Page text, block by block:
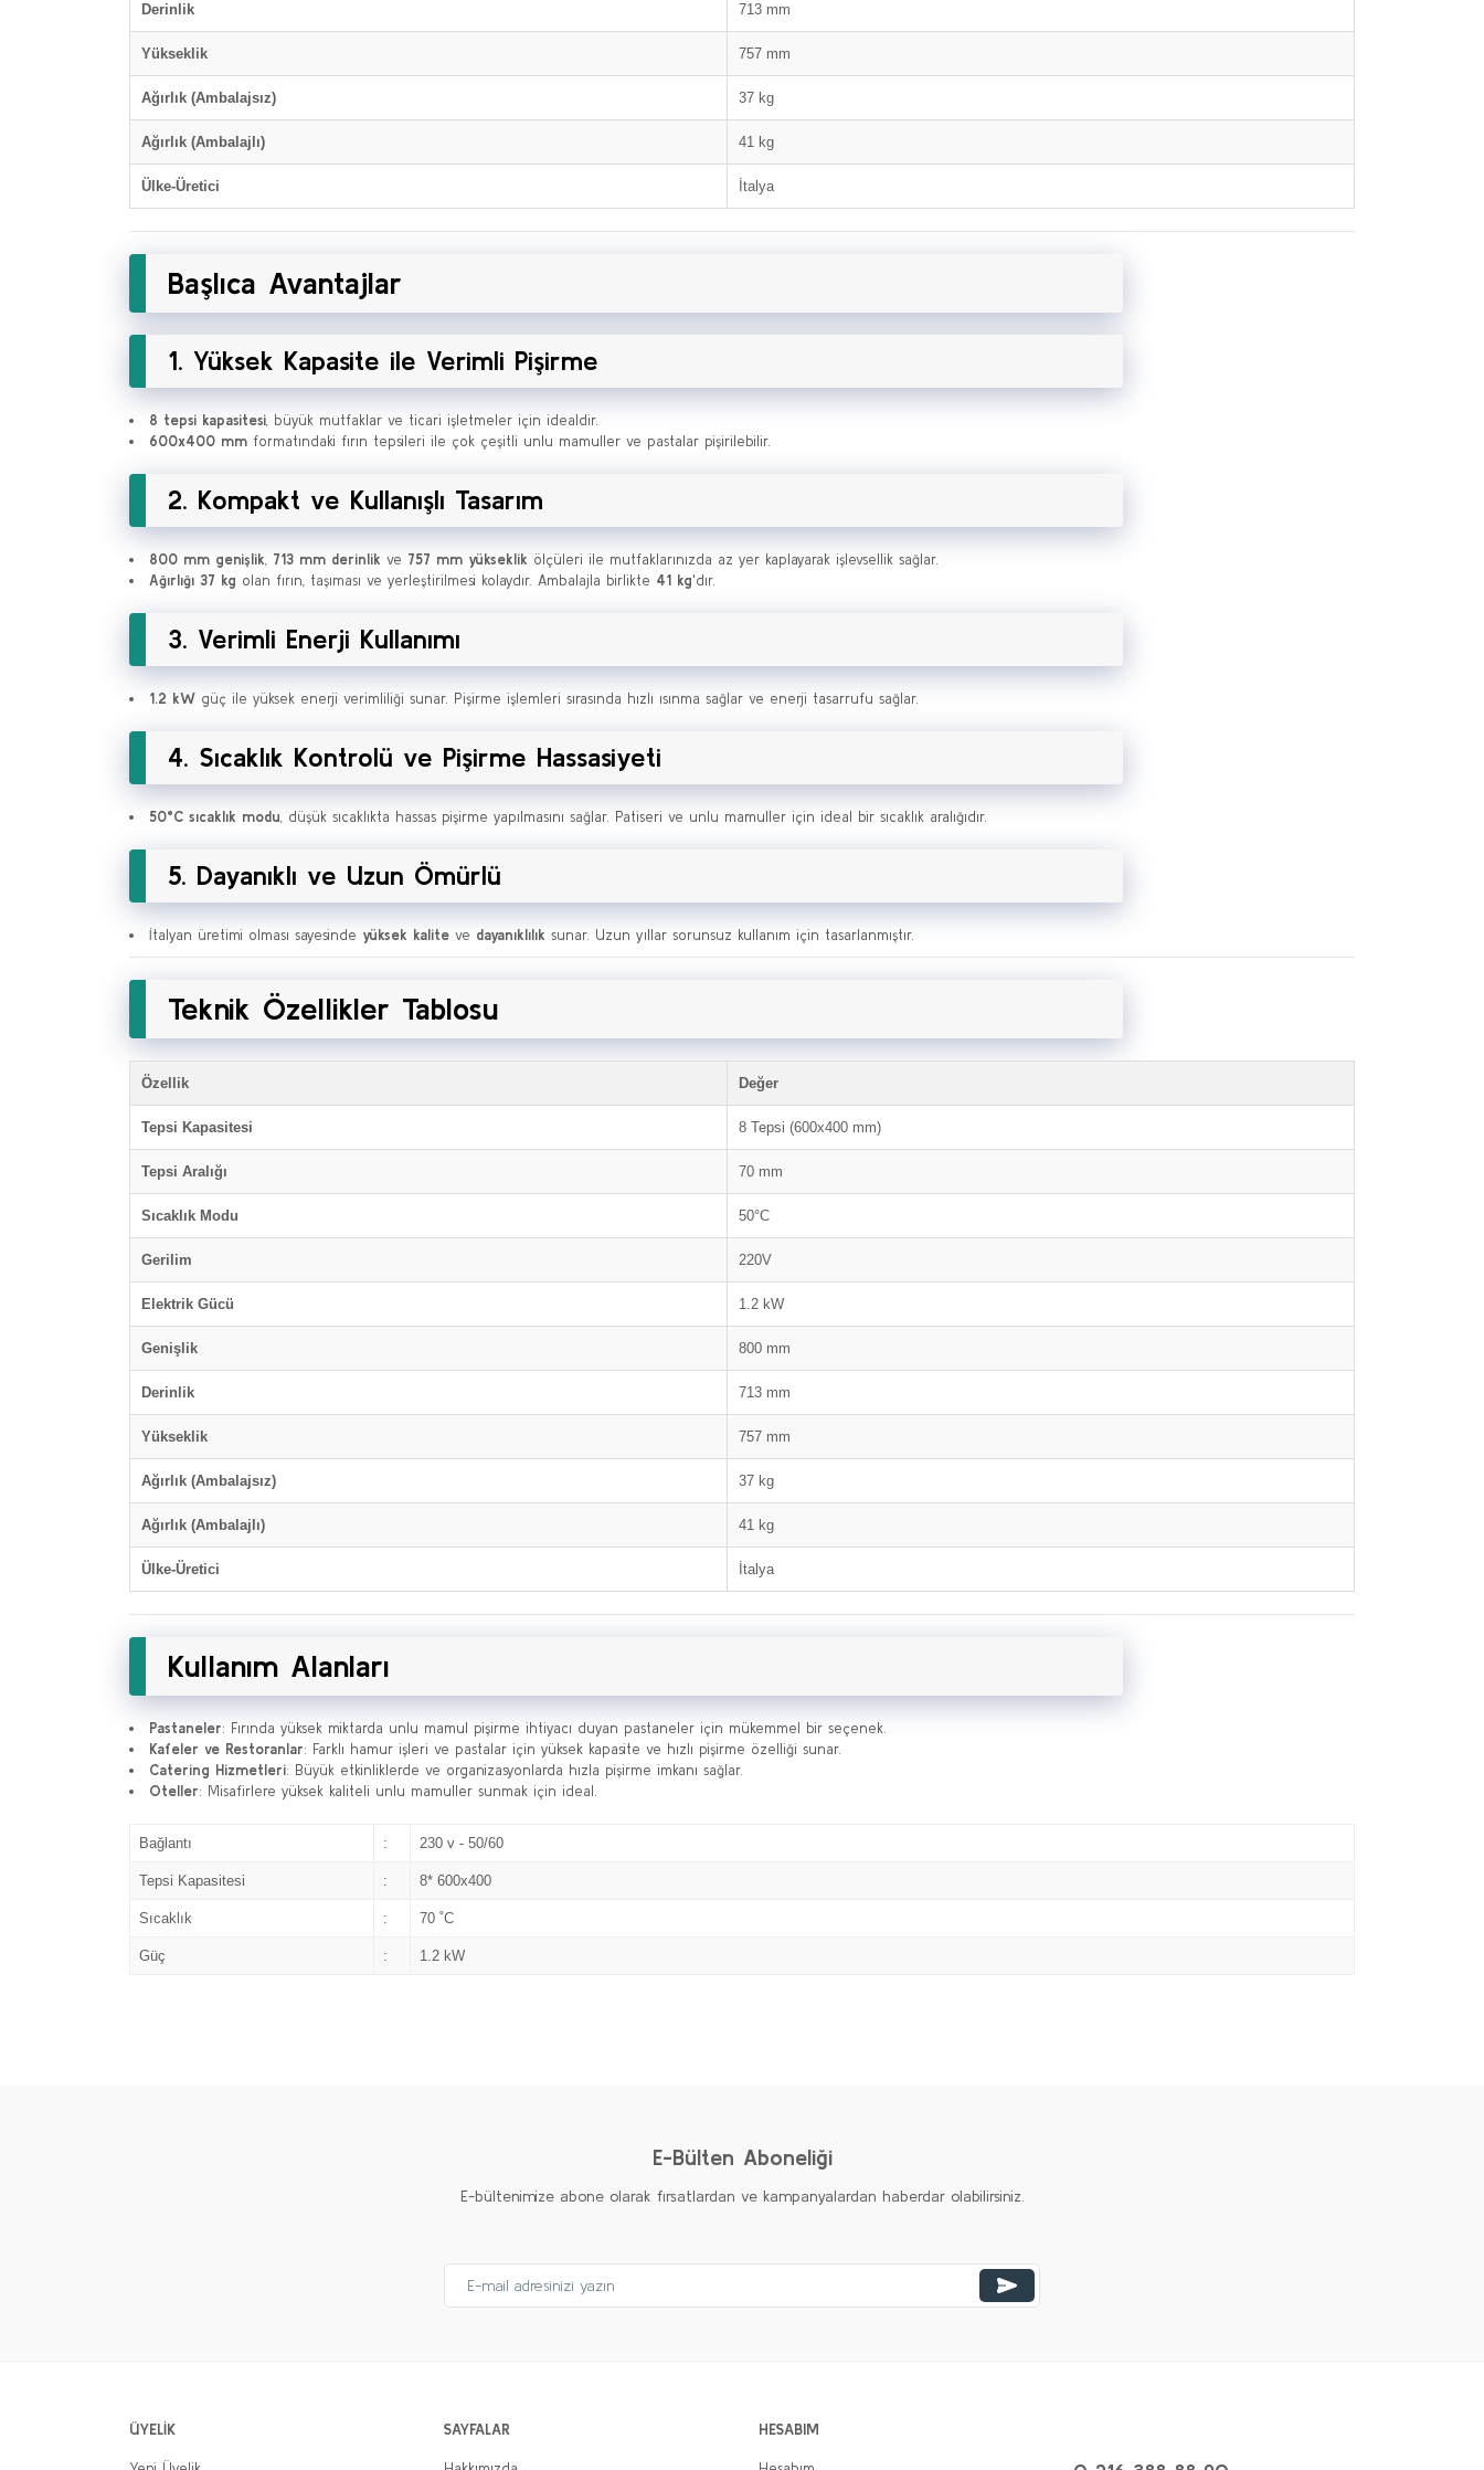
Derinlik 713 mm
Yükseklik 757 mm
Ağırlık (Ambalajsız) 37 kg
Ağırlık (Ambalajlı) 41 kg
Ülke-Üretici İtalya
Başlıca Avantajlar
1. Yüksek Kapasite ile Verimli Pişirme
8 tepsi kapasitesi, büyük mutfaklar ve ticari işletmeler için idealdir.
600x400 mm formatındaki fırın tepsileri ile çok çeşitli unlu mamuller ve pastalar pişirilebilir.
2. Kompakt ve Kullanışlı Tasarım
800 mm genişlik, 713 mm derinlik ve 757 mm yükseklik ölçüleri ile mutfaklarınızda az yer kaplayarak işlevsellik sağlar.
Ağırlığı 37 kg olan fırın, taşıması ve yerleştirilmesi kolaydır. Ambalajla birlikte 41 kg'dır.
3. Verimli Enerji Kullanımı
1.2 kW güç ile yüksek enerji verimliliği sunar. Pişirme işlemleri sırasında hızlı ısınma sağlar ve enerji tasarrufu sağlar.
4. Sıcaklık Kontrolü ve Pişirme Hassasiyeti
50°C sıcaklık modu, düşük sıcaklıkta hassas pişirme yapılmasını sağlar. Patiseri ve unlu mamuller için ideal bir sıcaklık aralığıdır.
5. Dayanıklı ve Uzun Ömürlü
İtalyan üretimi olması sayesinde yüksek kalite ve dayanıklılık sunar. Uzun yıllar sorunsuz kullanım için tasarlanmıştır.
Teknik Özellikler Tablosu
Özellik Değer
Tepsi Kapasitesi 8 Tepsi (600x400 mm)
Tepsi Aralığı 70 mm
Sıcaklık Modu 50°C
Gerilim 220V
Elektrik Gücü 1.2 kW
Genişlik 800 mm
Derinlik 713 mm
Yükseklik 757 mm
Ağırlık (Ambalajsız) 37 kg
Ağırlık (Ambalajlı) 41 kg
Ülke-Üretici İtalya
Kullanım Alanları
Pastaneler: Fırında yüksek miktarda unlu mamul pişirme ihtiyacı duyan pastaneler için mükemmel bir seçenek.
Kafeler ve Restoranlar: Farklı hamur işleri ve pastalar için yüksek kapasite ve hızlı pişirme özelliği sunar.
Catering Hizmetleri: Büyük etkinliklerde ve organizasyonlarda hızla pişirme imkanı sağlar.
Oteller: Misafirlere yüksek kaliteli unlu mamuller sunmak için ideal.
Bağlantı : 230 v - 50/60
Tepsi Kapasitesi : 8* 600x400
Sıcaklık : 70 ˚C
Güç : 1.2 kW
E-Bülten Aboneliği
E-bültenimize abone olarak fırsatlardan ve kampanyalardan haberdar olabilirsiniz.
ÜYELİK SAYFALAR HESABIM